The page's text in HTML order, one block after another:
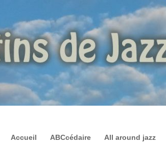
Accueil ABCcédaire All around jazz